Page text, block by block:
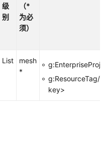
级
别
（*
为必
须）
List
mesh
*
g:ResourceTag/
key>